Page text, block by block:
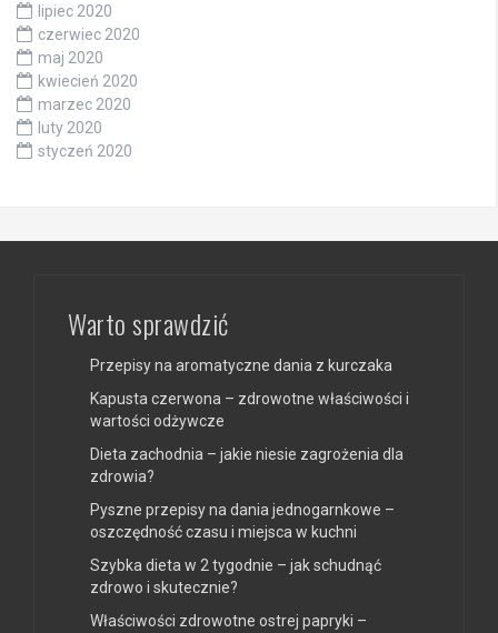
lipiec 2020
czerwiec 2020
maj 2020
kwiecień 2020
marzec 2020
luty 2020
styczeń 2020
Warto sprawdzić
Przepisy na aromatyczne dania z kurczaka
Kapusta czerwona – zdrowotne właściwości i
wartości odżywcze
Dieta zachodnia – jakie niesie zagrożenia dla
zdrowia?
Pyszne przepisy na dania jednogarnkowe –
oszczędność czasu i miejsca w kuchni
Szybka dieta w 2 tygodnie – jak schudnąć
zdrowo i skutecznie?
Właściwości zdrowotne ostrej papryki –